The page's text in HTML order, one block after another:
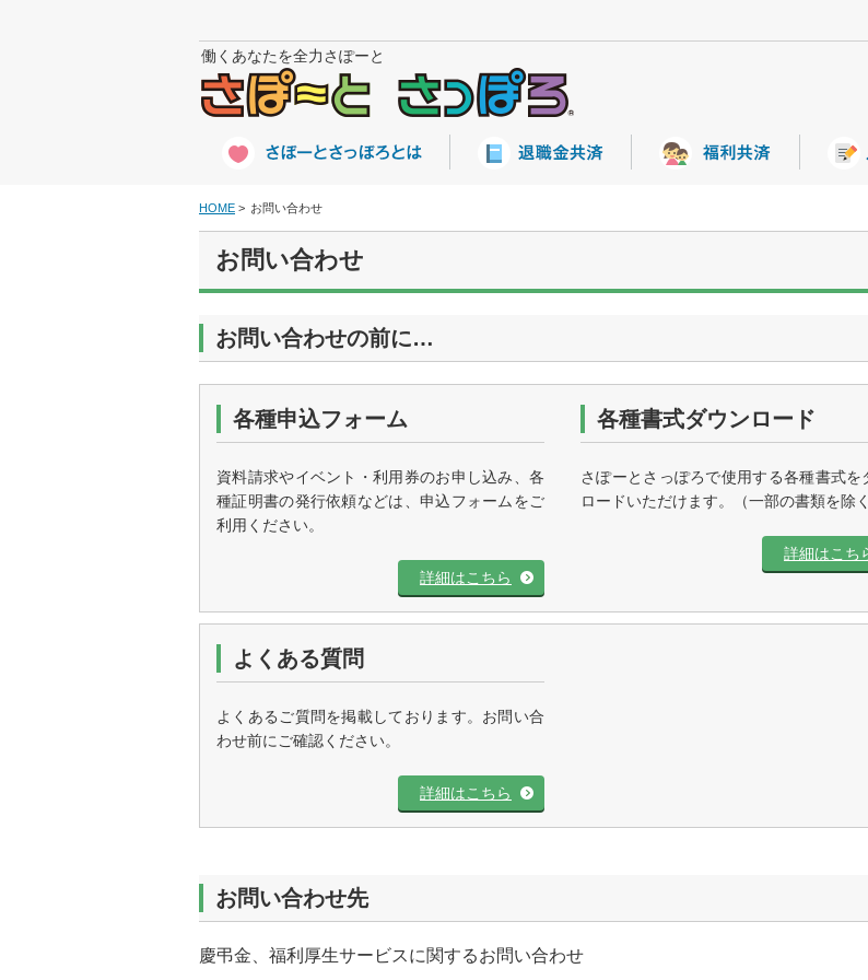
働くあなたを全力さぽーと
HOME お問い合わせ
お問い合わせ
お問い合わせの前に…
各種申込フォーム
資料請求やイベント・利用券のお申し込み、各
種証明書の発行依頼などは、申込フォームをご
利用ください。
詳細はこちら
各種書式ダウンロード
さぽーとさっぽろで使用する各種書式を
ロードいただけます。（一部の書類を除く
詳細はこち
よくある質問
よくあるご質問を掲載しております。お問い合
わせ前にご確認ください。
詳細はこちら
お問い合わせ先
慶弔金、福利厚生サービスに関するお問い合わせ